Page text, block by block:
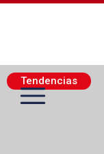
Tendencias